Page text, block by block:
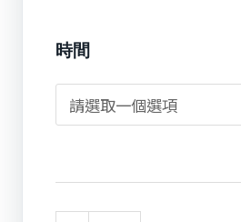
時間
面
質
Back
Face